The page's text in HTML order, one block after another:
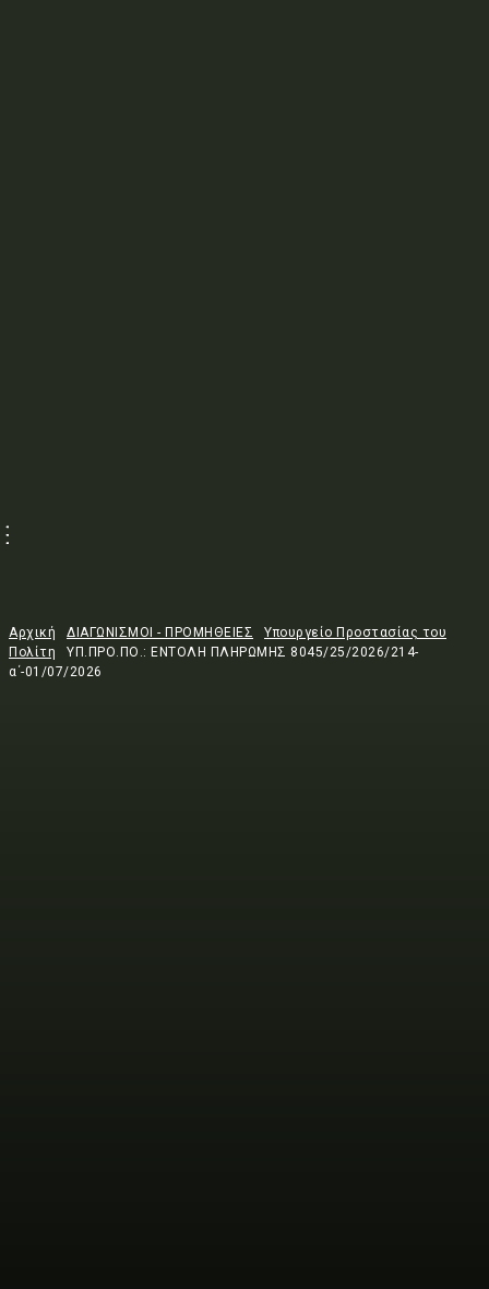
Αρχική ΔΙΑΓΩΝΙΣΜΟΙ - ΠΡΟΜΗΘΕΙΕΣ
Υπουργείο Προστασίας του
Πολίτη
ΥΠ.ΠΡΟ.ΠΟ.: ΕΝΤΟΛΗ ΠΛΗΡΩΜΗΣ 8045/25/2026/214-
α΄-01/07/2026